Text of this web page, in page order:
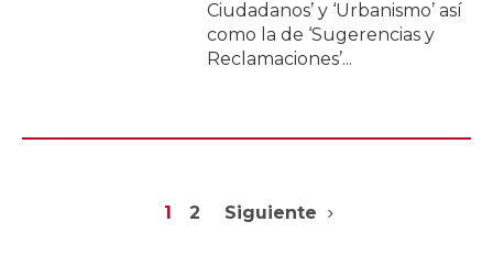
Ciudadanos’ y ‘Urbanismo’ así
como la de ‘Sugerencias y
Reclamaciones’...
1 2 Siguiente